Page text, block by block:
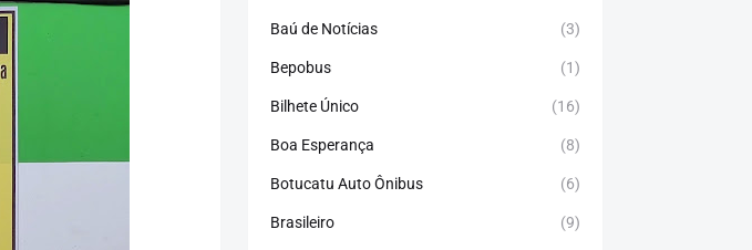
Baú de Notícias (3)
Bepobus (1)
Bilhete Único (16)
Boa Esperança (8)
Botucatu Auto Ônibus (6)
Brasileiro (9)